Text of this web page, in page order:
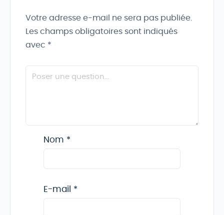
Votre adresse e-mail ne sera pas publiée.
Les champs obligatoires sont indiqués
avec *
Nom *
E-mail *